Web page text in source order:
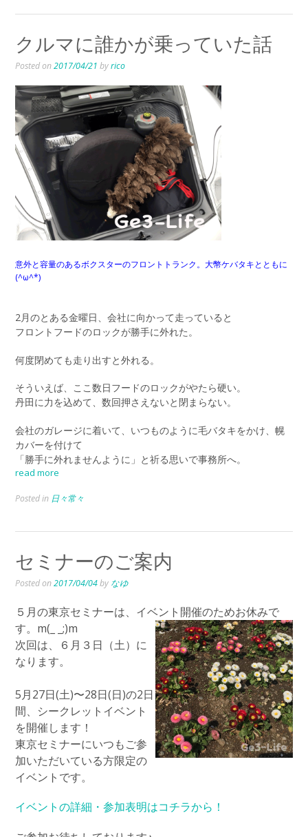
クルマに誰かが乗っていた話
Posted on2017/04/21 byrico
意外と容量のあるボクスターのフロントトランク。大幣ケバタキとともに
(^ω^*)
2月のとある金曜日、会社に向かって走っていると
フロントフードのロックが勝手に外れた。
何度閉めても走り出すと外れる。
そういえば、ここ数日フードのロックがやたら硬い。
丹田に力を込めて、数回押さえないと閉まらない。
会社のガレージに着いて、いつものように毛バタキをかけ、幌
カバーを付けて
「勝手に外れませんように」と祈る思いで事務所へ。
read more
Posted in 日々常々
セミナーのご案内
Posted on2017/04/04by なゆ
５月の東京セミナーは、イベント開催のためお休みで
す。m(_ _;)m
次回は、６月３日（土）に
なります。
5月27日(土)〜28日(日)の2日
間、シークレットイベント
を開催します！
東京セミナーにいつもご参
加いただいている方限定の
イベントです。
イベントの詳細・参加表明はコチラから！